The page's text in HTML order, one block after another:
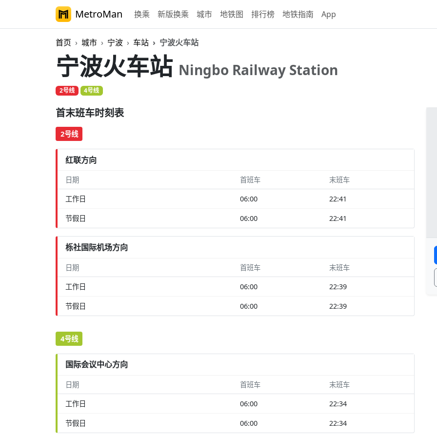
MetroMan 换乘 新版换乘 城市 地铁图 排行榜 地铁指南 App
首页 城市 宁波 车站 宁波火车站
宁波火车站 Ningbo Railway Station
2号线 4号线
首末班车时刻表
2号线
红联方向
日期 首班车 末班车
工作日 06:00 22:41
节假日 06:00 22:41
栎社国际机场方向
日期 首班车 末班车
工作日 06:00 22:39
节假日 06:00 22:39
4号线
国际会议中心方向
日期 首班车 末班车
工作日 06:00 22:34
节假日 06:00 22:34